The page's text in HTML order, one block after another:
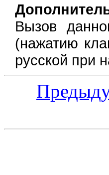
Вызов
(нажатию
русской при